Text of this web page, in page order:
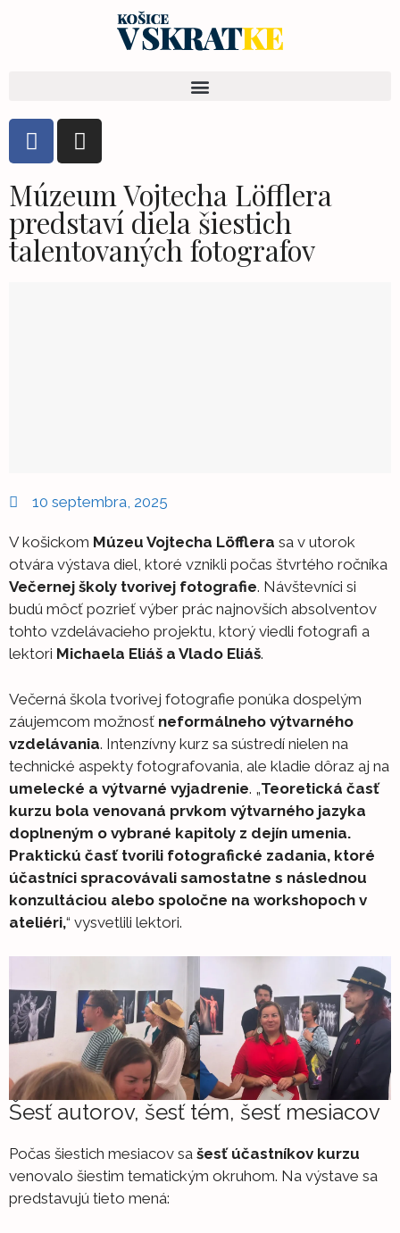
Múzeum Vojtecha Löfflera
predstaví diela šiestich
talentovaných fotografov
10 septembra, 2025
V košickom Múzeu Vojtecha Löfflera sa v utorok
otvára výstava diel, ktoré vznikli počas štvrtého ročníka
Večernej školy tvorivej fotografie. Návštevníci si
budú môcť pozrieť výber prác najnovších absolventov
tohto vzdelávacieho projektu, ktorý viedli fotografi a
lektori Michaela Eliáš a Vlado Eliáš.
Večerná škola tvorivej fotografie ponúka dospelým
záujemcom možnosť neformálneho výtvarného
vzdelávania. Intenzívny kurz sa sústredí nielen na
technické aspekty fotografovania, ale kladie dôraz aj na
umelecké a výtvarné vyjadrenie. „Teoretická časť
kurzu bola venovaná prvkom výtvarného jazyka
doplneným o vybrané kapitoly z dejín umenia.
Praktickú časť tvorili fotografické zadania, ktoré
účastníci spracovávali samostatne s následnou
konzultáciou alebo spoločne na workshopoch v
ateliéri,“ vysvetlili lektori.
Šesť autorov, šesť tém, šesť mesiacov
Počas šiestich mesiacov sa šesť účastníkov kurzu
venovalo šiestim tematickým okruhom. Na výstave sa
predstavujú tieto mená: